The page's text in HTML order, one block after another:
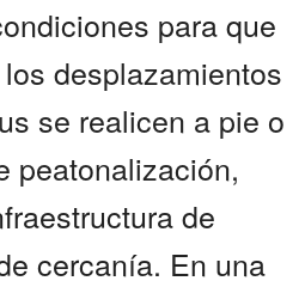
para que
desplazamientos
se realicen a pie o
peatonalización,
de
cercanía. En una